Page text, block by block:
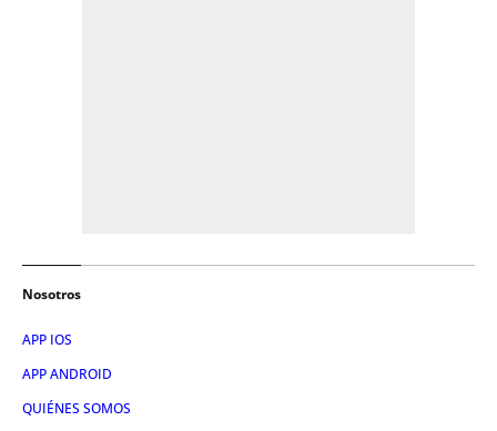
Nosotros
APP IOS
APP ANDROID
QUIÉNES SOMOS